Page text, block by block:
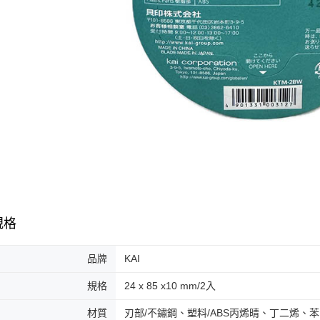
格
品牌 KAI
規格 24 x 85 x10 mm/2入
材質 刃部/不鏽鋼、塑料/ABS丙烯晴、丁二烯、